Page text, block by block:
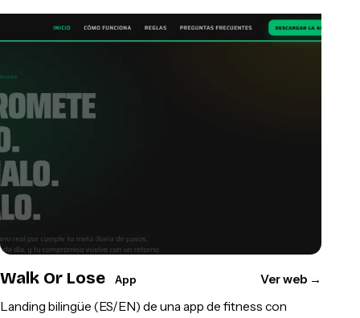
Walk Or Lose App Ver web →
Landing bilingüe (ES/EN) de una app de fitness con